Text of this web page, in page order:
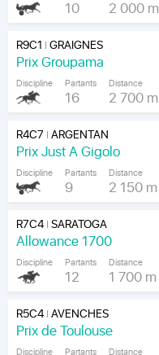
10 2 000 m
R9C1 |GRAIGNES
Prix Groupama
Discipline Partants
16
Distance
2 700 m
R4C7 |ARGENTAN
Prix Just A Gigolo
Discipline Partants
9
Distance
2 150 m
R7C4|SARATOGA
Allowance 1700
Discipline Partants
12
Distance
1 700 m
R5C4|AVENCHES
Prix de Toulouse
Discipline Partants Distance